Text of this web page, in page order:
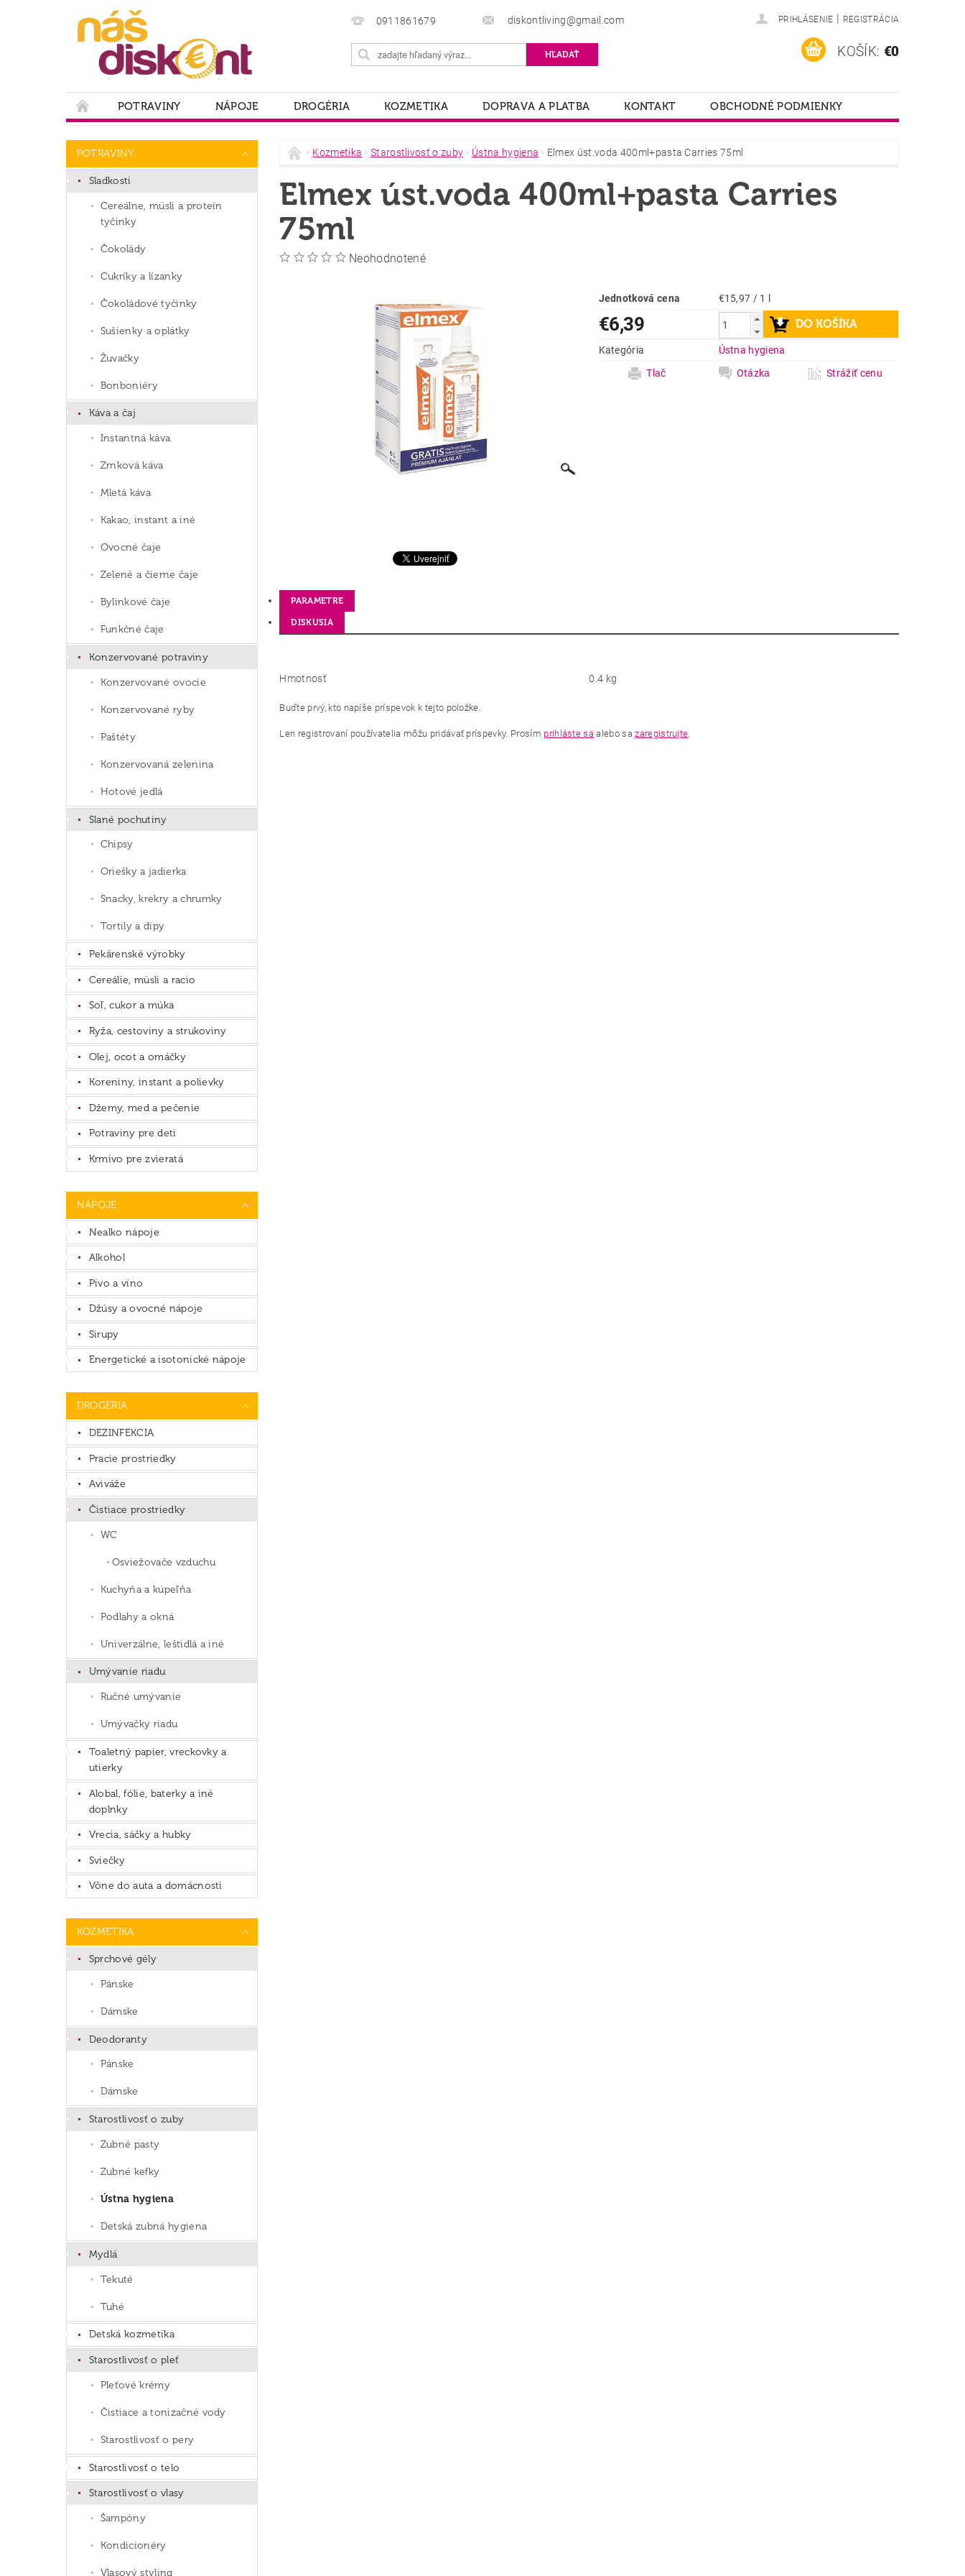
0911861679 diskontliving@gmail.com PRIHLÁSENIE | REGISTRÁCIA
KOŠÍK: €0
POTRAVINY NÁPOJE DROGÉRIA KOZMETIKA DOPRAVA A PLATBA KONTAKT
OBCHODNÉ PODMIENKY
POTRAVINY
Sladkosti
Cereálne, müsli a proteín
tyčinky
Čokolády
Cukríky a lízanky
Čokoládové tyčinky
Sušienky a oplátky
Žuvačky
Bonboniéry
Káva a čaj
Instantná káva
Zrnková káva
Mletá káva
Kakao, instant a iné
Ovocné čaje
Zelené a čierne čaje
Bylinkové čaje
Funkčné čaje
Konzervované potraviny
Konzervované ovocie
Konzervované ryby
Paštéty
Konzervovaná zelenina
Hotové jedlá
Slané pochutiny
Chipsy
Oriešky a jadierka
Snacky, krekry a chrumky
Tortily a dipy
Pekárenské výrobky
Cereálie, müsli a racio
Soľ, cukor a múka
Ryža, cestoviny a strukoviny
Olej, ocot a omáčky
Koreniny, instant a polievky
Džemy, med a pečenie
Potraviny pre deti
Krmivo pre zvieratá
NÁPOJE
Nealko nápoje
Alkohol
Pivo a víno
Džúsy a ovocné nápoje
Sirupy
Energetické a isotonické nápoje
DROGÉRIA
DEZINFEKCIA
Pracie prostriedky
Aviváže
Čistiace prostriedky
WC
Osviežovače vzduchu
Kuchyňa a kúpeľňa
Podlahy a okná
Univerzálne, leštidlá a iné
Umývanie riadu
Ručné umývanie
Umývačky riadu
Toaletný papier, vreckovky a
utierky
Alobal, fólie, baterky a iné
doplnky
Vrecia, sáčky a hubky
Sviečky
Vône do auta a domácnosti
KOZMETIKA
Sprchové gély
Pánske
Dámske
Deodoranty
Pánske
Dámske
Starostlivosť o zuby
Zubné pasty
Zubné kefky
Ústna hygiena
Detská zubná hygiena
Mydlá
Tekuté
Tuhé
Detská kozmetika
Starostlivosť o pleť
Pleťové krémy
Čistiace a tonizačné vody
Starostlivosť o pery
Starostlivosť o telo
Starostlivosť o vlasy
Šampóny
Kondicionéry
Vlasový styling
Kozmetika Starostlivosť o zuby Ústna hygiena Elmex úst.voda 400ml+pasta Carries 75ml
Elmex úst.voda 400ml+pasta Carries
75ml
Neohodnotené
Jednotková cena €15,97 / 1 l
€6,39
Kategória
Ústna hygiena
Tlač
Otázka Strážiť cenu
PARAMETRE
DISKUSIA
Hmotnosť 0.4 kg
Buďte prvý, kto napíše príspevok k tejto položke.
Len registrovaní používatelia môžu pridávať príspevky. Prosím prihláste sa alebo sazaregistrujte.